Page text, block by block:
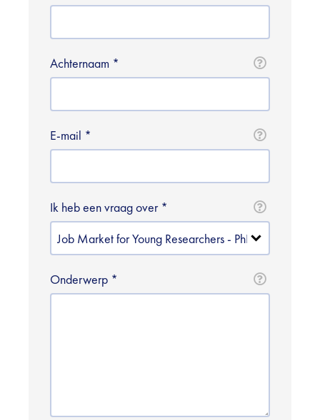
Achternaam
E-mail
Ik heb een vraag over
Onderwerp